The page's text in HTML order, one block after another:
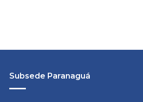
Subsede Paranaguá